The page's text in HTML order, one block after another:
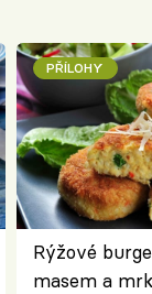
PŘÍLOHY
Rýžové
masem a